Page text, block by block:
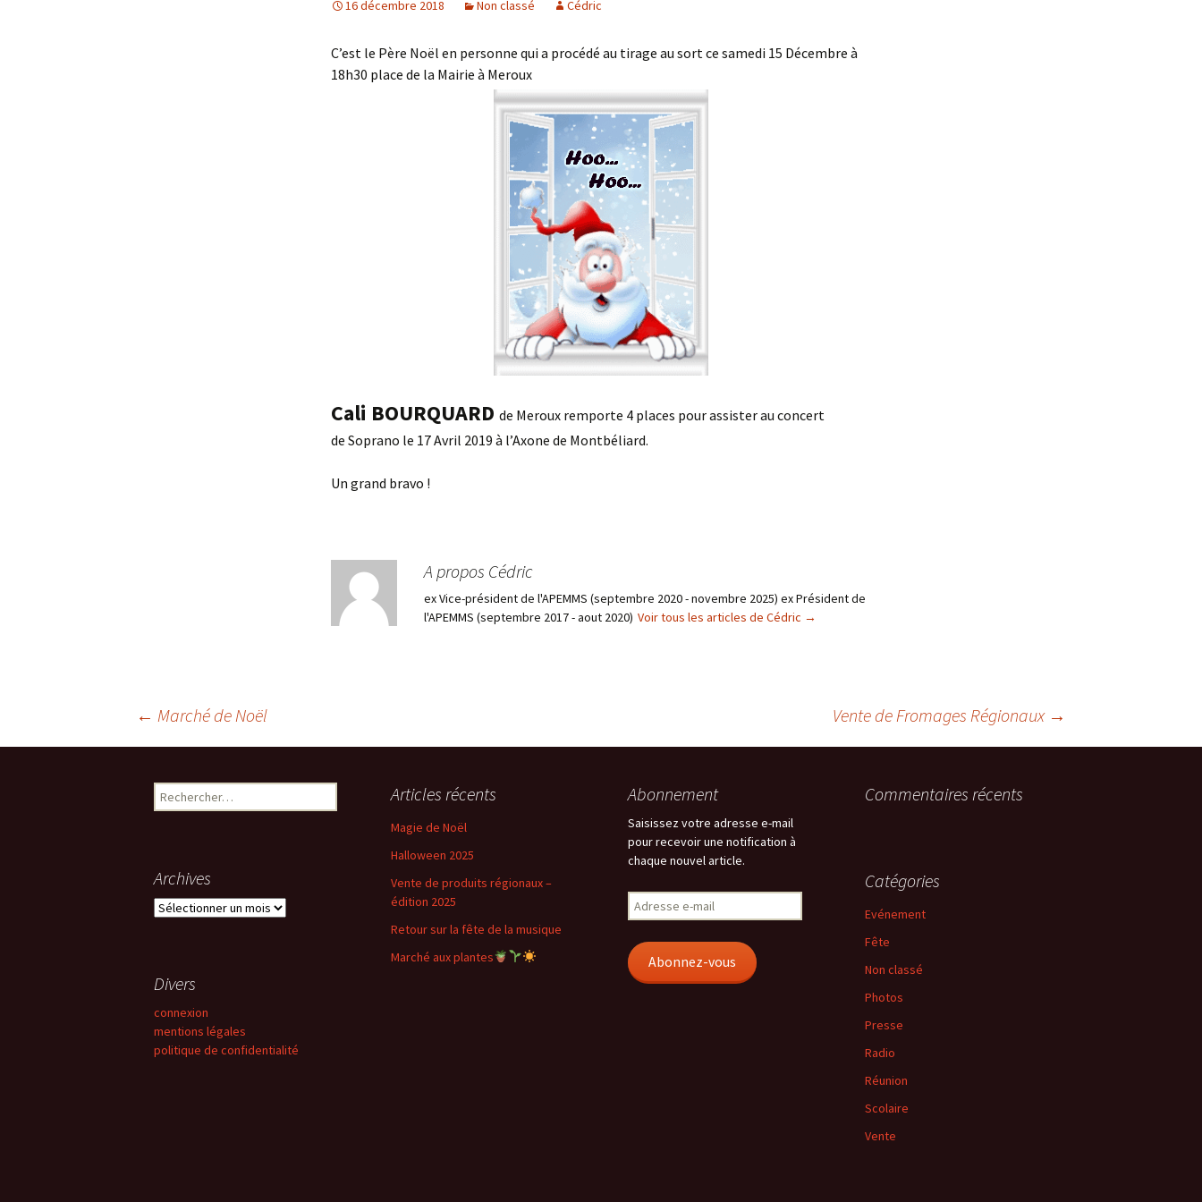
16 décembre 2018 Non classé Cédric
C’est le Père Noël en personne qui a procédé au tirage au sort ce samedi 15 Décembre à
18h30 place de la Mairie à Meroux
Cali BOURQUARD de Meroux remporte 4 places pour assister au concert
de Soprano le 17 Avril 2019 à l’Axone de Montbéliard.
Un grand bravo !
A propos Cédric
ex Vice-président de l'APEMMS (septembre 2020 - novembre 2025) ex Président de
l'APEMMS (septembre 2017 - aout 2020) Voir tous les articles de Cédric →
Navigation
← Marché de Noël Vente de Fromages Régionaux →
Rechercher : Articles récents
Magie de Noël
Halloween 2025
Vente de produits régionaux –
édition 2025
Retour sur la fête de la musique
Marché aux plantes
Abonnement
Saisissez votre adresse e-mail
pour recevoir une notification à
chaque nouvel article.
Adresse
e-
Abonnez-vous
Commentaires récents
Archives
Archives
Catégories
Evénement
Fête
Non classé
Photos
Presse
Radio
Réunion
Scolaire
Vente
Divers
connexion
mentions légales
politique de confidentialité